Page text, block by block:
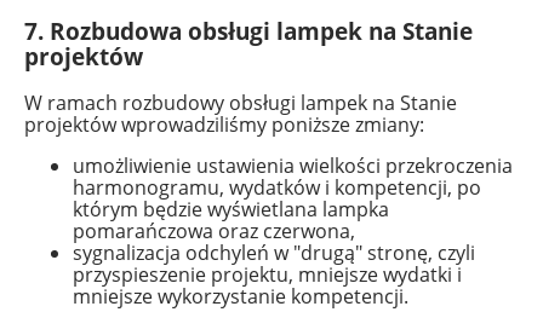
7. Rozbudowa obsługi lampek na Stanie
projektów
W ramach rozbudowy obsługi lampek na Stanie
projektów wprowadziliśmy poniższe zmiany:
umożliwienie ustawienia wielkości przekroczenia
harmonogramu, wydatków i kompetencji, po
którym będzie wyświetlana lampka
pomarańczowa oraz czerwona,
sygnalizacja odchyleń w "drugą" stronę, czyli
przyspieszenie projektu, mniejsze wydatki i
mniejsze wykorzystanie kompetencji.